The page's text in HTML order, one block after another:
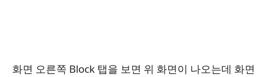
화면 오른쪽 Block 탭을 보면 위 화면이 나오는데 화면